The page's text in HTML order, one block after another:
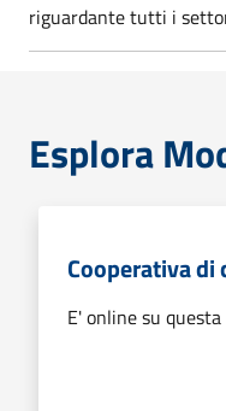
riguardante tutti i
Esplora
Cooperativa
E' online su